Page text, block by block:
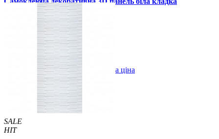
700x770x6мм
170 грн. /шт
Купити В закладки Оптова ціна
SALE
HIT